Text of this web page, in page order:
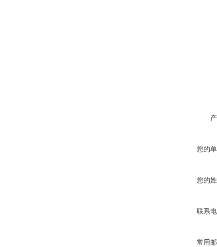
您的
您的
联系
常用